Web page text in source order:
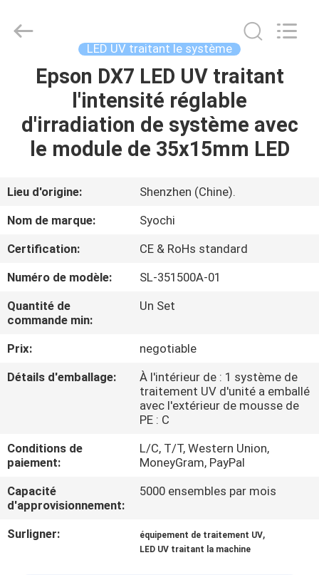
MAISON
PRODUITS
SUJET
DE
NOUS
VISITE
D'USINE
CONTRÔLE
DE
CONTACTEZ-
NOUS
NOUVELLES
Syochi
Electronics
LED UV traitant le système
Epson DX7 LED UV traitant
l'intensité réglable
d'irradiation de système avec
le module de 35x15mm LED
Lieu d'origine:
Shenzhen (Chine).
Nom de marque:
Syochi
Certification:
CE & RoHs standard
Numéro de modèle:
SL-351500A-01
Quantité de
commande min:
Un Set
Prix:
negotiable
Détails d'emballage:
À l'intérieur de : 1 système de
traitement UV d'unité a emballé
avec l'extérieur de mousse de
PE : C
Conditions de
paiement:
L/C, T/T, Western Union,
MoneyGram, PayPal
Capacité
d'approvisionnement:
5000 ensembles par mois
Surligner: équipement de traitement UV,
LED UV traitant la machine